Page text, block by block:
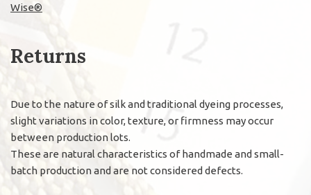
Wise®
Returns
Due to the nature of silk and traditional dyeing processes,
slight variations in color, texture, or firmness may occur
between production lots.
These are natural characteristics of handmade and small-
batch production and are not considered defects.